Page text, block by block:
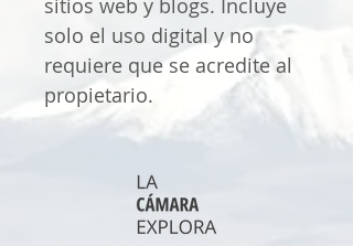
sitios web y blogs. Incluye
solo el uso digital y no
requiere que se acredite al
propietario.